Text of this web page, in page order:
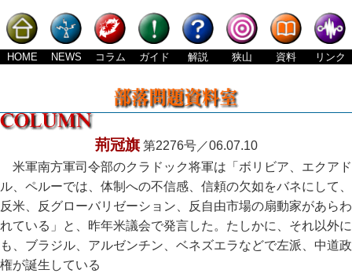
HOME NEWS コラム ガイド 解説 狭山 資料 リンク
荊冠旗 第2276号／06.07.10
米軍南方軍司令部のクラドック将軍は「ボリビア、エクアド
ル、ペルーでは、体制への不信感、信頼の欠如をバネにして、
反米、反グローバリゼーション、反自由市場の扇動家があらわ
れている」と、昨年米議会で発言した。たしかに、それ以外に
も、ブラジル、アルゼンチン、ベネズエラなどで左派、中道政
権が誕生している